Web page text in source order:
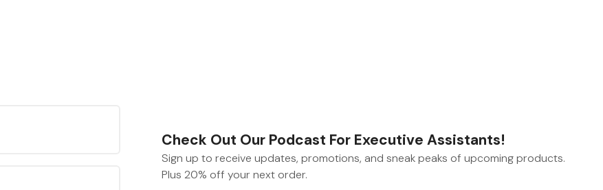
Check Out Our Podcast For Executive Assistants!
Sign up to receive updates, promotions, and sneak peaks of upcoming products.
Plus 20% off your next order.